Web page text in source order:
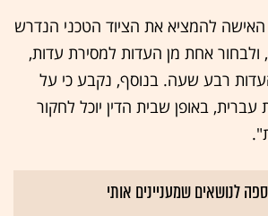
האישה להמציא את הציוד הטכני הנדרש
ולבחור אחת מן העדות למסירת עדות,
רבע שעה. בנוסף, נקבע כי על
באופן שבית הדין יוכל לחקור
לנושאים שמעניינים אותי